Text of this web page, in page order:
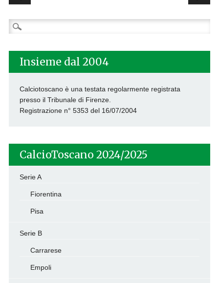
Ricerca
per:
Insieme dal 2004
Calciotoscano è una testata regolarmente registrata
presso il Tribunale di Firenze.
Registrazione n° 5353 del 16/07/2004
CalcioToscano 2024/2025
Serie A
Fiorentina
Pisa
Serie B
Carrarese
Empoli